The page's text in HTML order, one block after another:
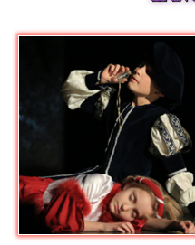
КОНТАКТЫ
READ AND MAKE